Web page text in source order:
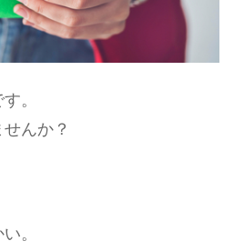
。
んか？
。